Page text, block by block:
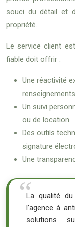
souci du détail et
propriété.
Le service client
fiable doit offrir :
Une réactivité
renseignements
Un suivi
ou de location
Des outils
signature
Une
La qualité
l’agence à
solutions